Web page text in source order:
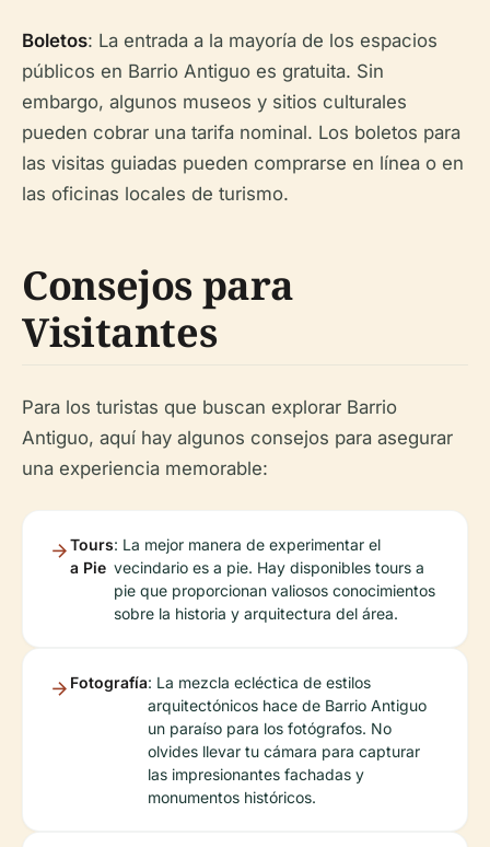
Boletos: La entrada a la mayoría de los espacios
públicos en Barrio Antiguo es gratuita. Sin
embargo, algunos museos y sitios culturales
pueden cobrar una tarifa nominal. Los boletos para
las visitas guiadas pueden comprarse en línea o en
las oficinas locales de turismo.
Consejos para
Visitantes
Para los turistas que buscan explorar Barrio
Antiguo, aquí hay algunos consejos para asegurar
una experiencia memorable:
Tours
a Pie
: La mejor manera de experimentar el
vecindario es a pie. Hay disponibles tours a
pie que proporcionan valiosos conocimientos
sobre la historia y arquitectura del área.
Fotografía: La mezcla ecléctica de estilos
arquitectónicos hace de Barrio Antiguo
un paraíso para los fotógrafos. No
olvides llevar tu cámara para capturar
las impresionantes fachadas y
monumentos históricos.